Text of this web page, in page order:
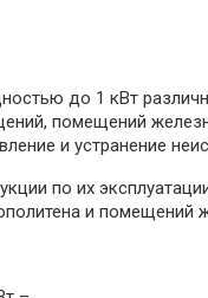
до 1 кВт
помещений
и устранение
по их
и помещений